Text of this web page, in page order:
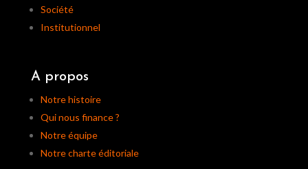
Société
Institutionnel
A propos
Notre histoire
Qui nous finance ?
Notre équipe
Notre charte éditoriale